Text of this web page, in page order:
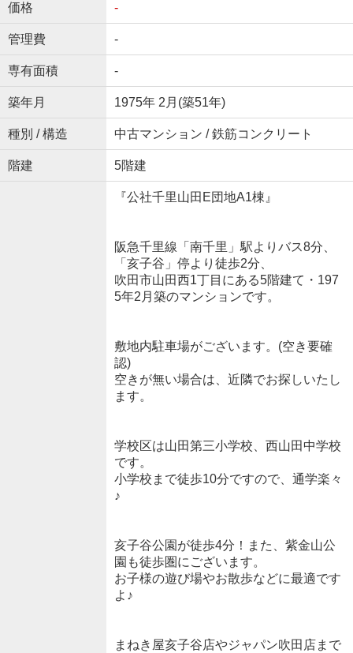
価格 -
管理費 -
専有面積 -
築年月 1975年 2月(築51年)
種別 / 構造 中古マンション / 鉄筋コンクリート
階建 5階建
『公社千里山田E団地A1棟』
阪急千里線「南千里」駅よりバス8分、
「亥子谷」停より徒歩2分、
吹田市山田西1丁目にある5階建て・197
5年2月築のマンションです。
敷地内駐車場がございます。(空き要確
認)
空きが無い場合は、近隣でお探しいたし
ます。
学校区は山田第三小学校、西山田中学校
です。
小学校まで徒歩10分ですので、通学楽々
♪
亥子谷公園が徒歩4分！また、紫金山公
園も徒歩圏にございます。
お子様の遊び場やお散歩などに最適です
よ♪
まねき屋亥子谷店やジャパン吹田店まで